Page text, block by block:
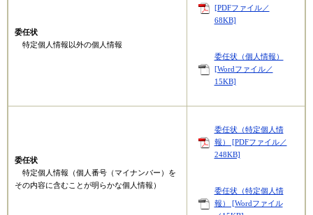
委任状
特定個人情報以外の個人情報​
[PDFファイル／
68KB]
委任状（個人情報）
[Wordファイル／
15KB]
委任状
特定個人情報（個人番号（マイナンバー）を
その内容に含むことが明らかな個人情報）
委任状（特定個人情
報） [PDFファイル／
248KB]
委任状（特定個人情
報） [Wordファイル